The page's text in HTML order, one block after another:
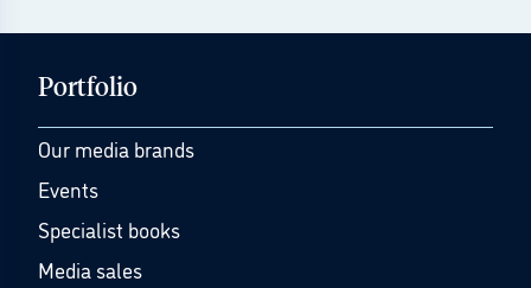
Portfolio
Our media brands
Events
Specialist books
Media sales